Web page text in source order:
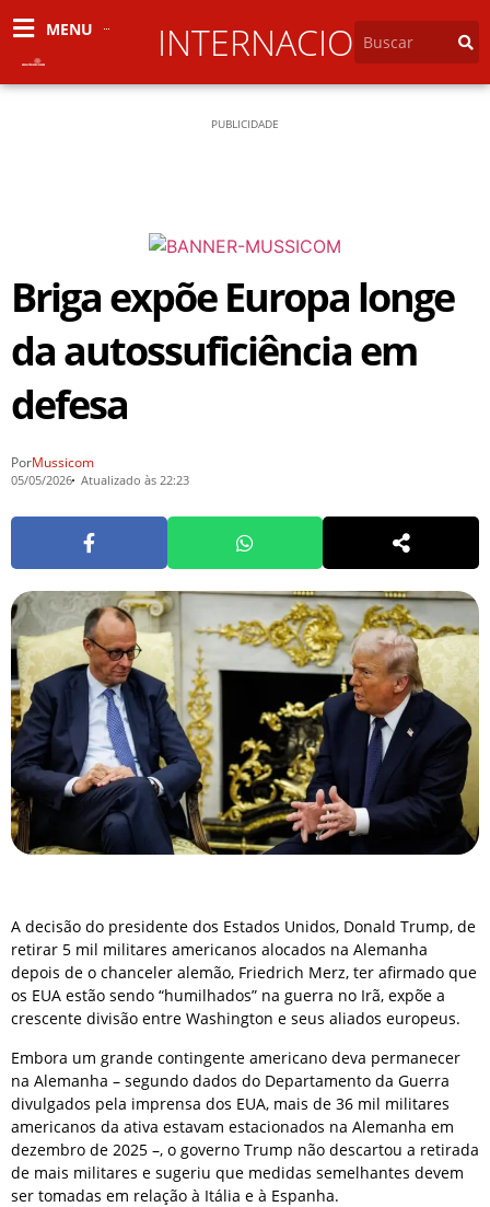
MENU INTERNACIONAL
PUBLICIDADE
Briga expõe Europa longe
da autossuficiência em
defesa
PorMussicom
05/05/2026 Atualizado às 22:23
A decisão do presidente dos Estados Unidos, Donald Trump, de
retirar 5 mil militares americanos alocados na Alemanha
depois de o chanceler alemão, Friedrich Merz, ter afirmado que
os EUA estão sendo “humilhados” na guerra no Irã, expõe a
crescente divisão entre Washington e seus aliados europeus.
Embora um grande contingente americano deva permanecer
na Alemanha – segundo dados do Departamento da Guerra
divulgados pela imprensa dos EUA, mais de 36 mil militares
americanos da ativa estavam estacionados na Alemanha em
dezembro de 2025 –, o governo Trump não descartou a retirada
de mais militares e sugeriu que medidas semelhantes devem
ser tomadas em relação à Itália e à Espanha.